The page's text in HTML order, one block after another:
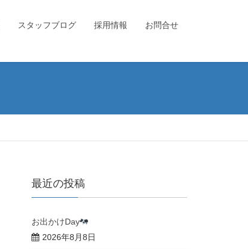
スタッフブログ 採用情報 お問合せ
最近の投稿
お出かけDay
2026年8月8日